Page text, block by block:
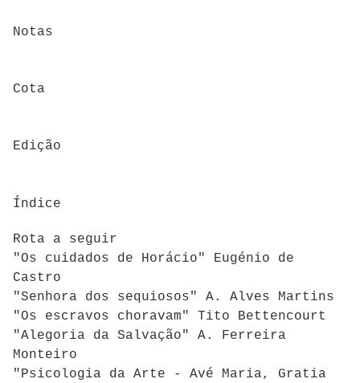
Notas
Cota
Edição
Índice
Rota a seguir
"Os cuidados de Horácio" Eugénio de
Castro
"Senhora dos sequiosos" A. Alves Martins
"Os escravos choravam" Tito Bettencourt
"Alegoria da Salvação" A. Ferreira
Monteiro
"Psicologia da Arte - Avé Maria, Gratia